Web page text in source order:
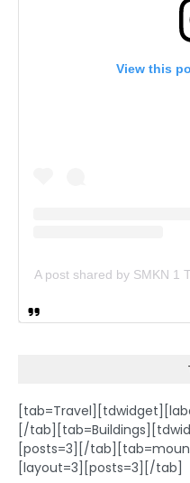
View this
A post shared by SMKN 1
[/
[posts=3][/
[layout=3][posts=3][/tab]